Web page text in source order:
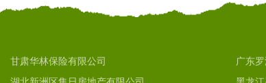
甘肃华林保险有限公司 广东